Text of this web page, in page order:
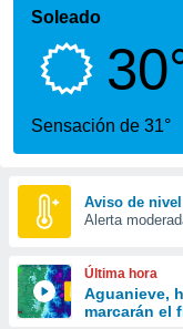
por
que se
calidad.
a este
las
y
forma
digital
basada
Soleado
Sensación de 31°
Aviso de
Alerta
Última hora
Aguanieve,
marcarán el